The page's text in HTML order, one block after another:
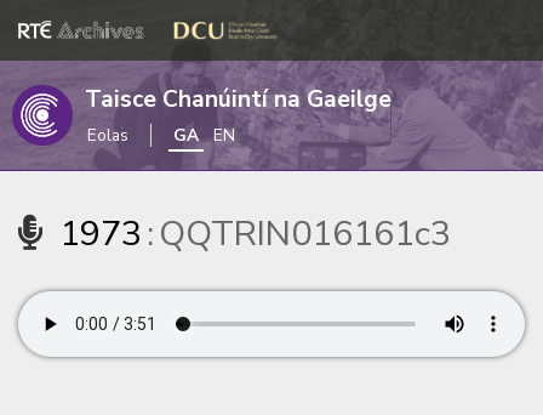
Taisce Chanúintí na Gaeilge
Eolas GA EN
1973 :QQTRIN016161c3